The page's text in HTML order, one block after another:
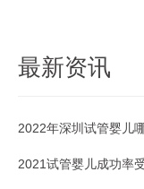
最新资讯